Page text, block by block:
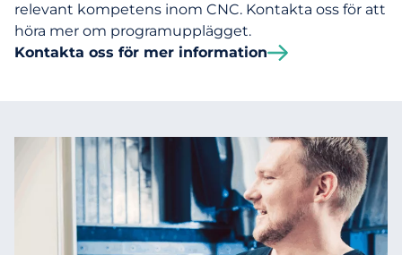
relevant kompetens inom CNC. Kontakta oss för att
höra mer om programupplägget.
Kontakta oss för mer information